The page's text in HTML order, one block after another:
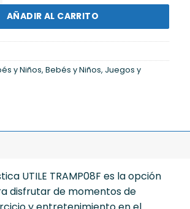
AÑADIR AL CARRITO
y Niños, Bebés y Niños, Juegos y
UTILE TRAMP08F es la opción
disfrutar de momentos de